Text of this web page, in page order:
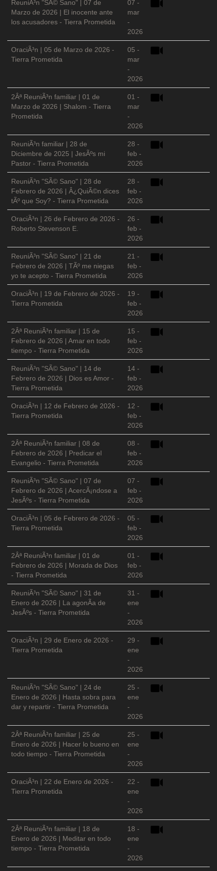
ReuniÃ³n "SÃ© Sano" | 07 de
Marzo de 2026 | El inocente ante
los acusadores - Tierra Prometida
07 -
mar
-
2026
OraciÃ³n | 05 de Marzo de 2026 -
Tierra Prometida
05 -
mar
-
2026
2Âª ReuniÃ³n familiar | 01 de
Marzo de 2026 | Shalom - Tierra
Prometida
01 -
mar
-
2026
ReuniÃ³n familiar | 28 de
Diciembre de 2025 | JesÃºs mi
Pastor - Tierra Prometida
28 -
feb -
2026
ReuniÃ³n "SÃ© Sano" | 28 de
Febrero de 2026 | Â¿QuiÃ©n dices
tÃº que Soy? - Tierra Prometida
28 -
feb -
2026
OraciÃ³n | 26 de Febrero de 2026 -
Roberto Stevenson E.
26 -
feb -
2026
ReuniÃ³n "SÃ© Sano" | 21 de
Febrero de 2026 | TÃº me niegas
yo te acepto - Tierra Prometida
21 -
feb -
2026
OraciÃ³n | 19 de Febrero de 2026 -
Tierra Prometida
19 -
feb -
2026
2Âª ReuniÃ³n familiar | 15 de
Febrero de 2026 | Amar en todo
tiempo - Tierra Prometida
15 -
feb -
2026
ReuniÃ³n "SÃ© Sano" | 14 de
Febrero de 2026 | Dios es Amor -
Tierra Prometida
14 -
feb -
2026
OraciÃ³n | 12 de Febrero de 2026 -
Tierra Prometida
12 -
feb -
2026
2Âª ReuniÃ³n familiar | 08 de
Febrero de 2026 | Predicar el
Evangelio - Tierra Prometida
08 -
feb -
2026
ReuniÃ³n "SÃ© Sano" | 07 de
Febrero de 2026 | AcercÃ¡ndose a
JesÃºs - Tierra Prometida
07 -
feb -
2026
OraciÃ³n | 05 de Febrero de 2026 -
Tierra Prometida
05 -
feb -
2026
2Âª ReuniÃ³n familiar | 01 de
Febrero de 2026 | Morada de Dios
- Tierra Prometida
01 -
feb -
2026
ReuniÃ³n "SÃ© Sano" | 31 de
Enero de 2026 | La agonÃ­a de
JesÃºs - Tierra Prometida
31 -
ene
-
2026
OraciÃ³n | 29 de Enero de 2026 -
Tierra Prometida
29 -
ene
-
2026
ReuniÃ³n "SÃ© Sano" | 24 de
Enero de 2026 | Hasta sobra para
dar y repartir - Tierra Prometida
25 -
ene
-
2026
2Âª ReuniÃ³n familiar | 25 de
Enero de 2026 | Hacer lo bueno en
todo tiempo - Tierra Prometida
25 -
ene
-
2026
OraciÃ³n | 22 de Enero de 2026 -
Tierra Prometida
22 -
ene
-
2026
2Âª ReuniÃ³n familiar | 18 de
Enero de 2026 | Meditar en todo
tiempo - Tierra Prometida
18 -
ene
-
2026